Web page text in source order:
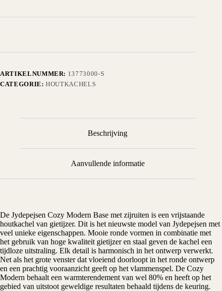
ARTIKELNUMMER: 13773000-S
CATEGORIE:HOUTKACHELS
Beschrijving
Aanvullende informatie
De Jydepejsen Cozy Modern Base met zijruiten is een vrijstaande
houtkachel van gietijzer. Dit is het nieuwste model van Jydepejsen met
veel unieke eigenschappen. Mooie ronde vormen in combinatie met
het gebruik van hoge kwaliteit gietijzer en staal geven de kachel een
tijdloze uitstraling. Elk detail is harmonisch in het ontwerp verwerkt.
Net als het grote venster dat vloeiend doorloopt in het ronde ontwerp
en een prachtig vooraanzicht geeft op het vlammenspel. De Cozy
Modern behaalt een warmterendement van wel 80% en heeft op het
gebied van uitstoot geweldige resultaten behaald tijdens de keuring.